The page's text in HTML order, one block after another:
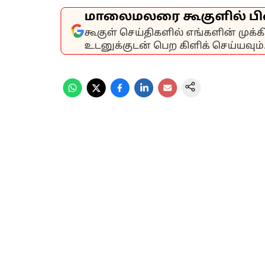
மாலைமலரை கூகுளில்
கூகுள் செய்திகளில் எங்களின்
உடனுக்குடன் பெற கிளிக் செய்யவும்.